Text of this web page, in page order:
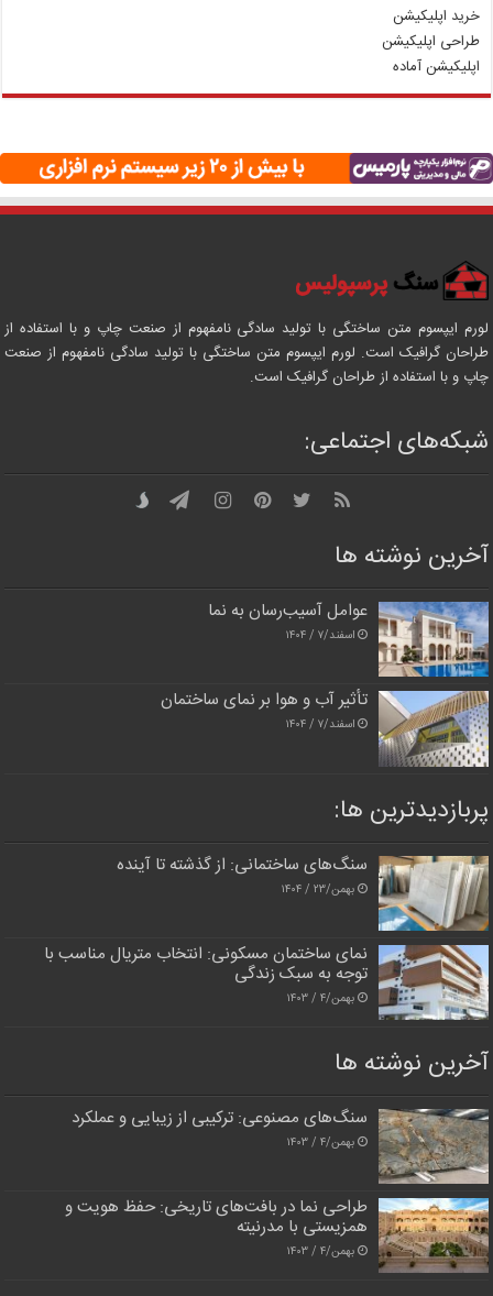
خرید اپلیکیشن
طراحی اپلیکیشن
اپلیکیشن آماده
لورم ایپسوم متن ساختگی با تولید سادگی نامفهوم از صنعت چاپ و با استفاده از
طراحان گرافیک است. لورم ایپسوم متن ساختگی با تولید سادگی نامفهوم از صنعت
چاپ و با استفاده از طراحان گرافیک است.
شبکه‌های اجتماعی:
آخرین نوشته ها
عوامل آسیب‌رسان به نما
اسفند/۷ / ۱۴۰۴
تأثیر آب و هوا بر نمای ساختمان
اسفند/۷ / ۱۴۰۴
پربازدیدترین‌ ها:
سنگ‌های ساختمانی: از گذشته تا آینده
بهمن/۲۳ / ۱۴۰۴
نمای ساختمان مسکونی: انتخاب متریال مناسب با
توجه به سبک زندگی
بهمن/۴ / ۱۴۰۳
آخرین نوشته ها
سنگ‌های مصنوعی: ترکیبی از زیبایی و عملکرد
بهمن/۴ / ۱۴۰۳
طراحی نما در بافت‌های تاریخی: حفظ هویت و
همزیستی با مدرنیته
بهمن/۴ / ۱۴۰۳